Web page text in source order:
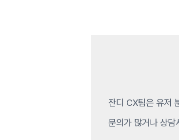
잔디 CX팀은 유저
문의가 많거나 상